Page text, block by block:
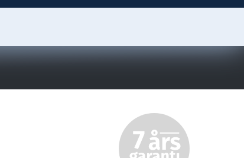
ALU
av vinduer og